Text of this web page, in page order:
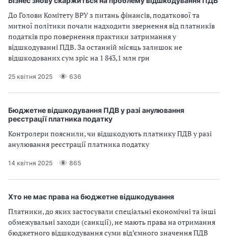
До Голови Комітету ВРУ з питань фінансів, податкової та
митної політики почали надходити звернення від платників
податків про повернення практики затримання у
відшкодуванні ПДВ. За останній місяць залишок не
відшкодованих сум зріс на 1 843,1 млн грн
25 квітня 2025 636
Бюджетне відшкодування ПДВ у разі анулювання
реєстрації платника податку
Контролери пояснили, чи відшкодують платнику ПДВ у разі
анулювання реєстрації платника податку
14 квітня 2025 865
Хто не має права на бюджетне відшкодування
Платники, до яких застосували спеціальні економічні та інші
обмежувальні заходи (санкції), не мають права на отримання
бюджетного відшкодування суми від’ємного значення ПДВ